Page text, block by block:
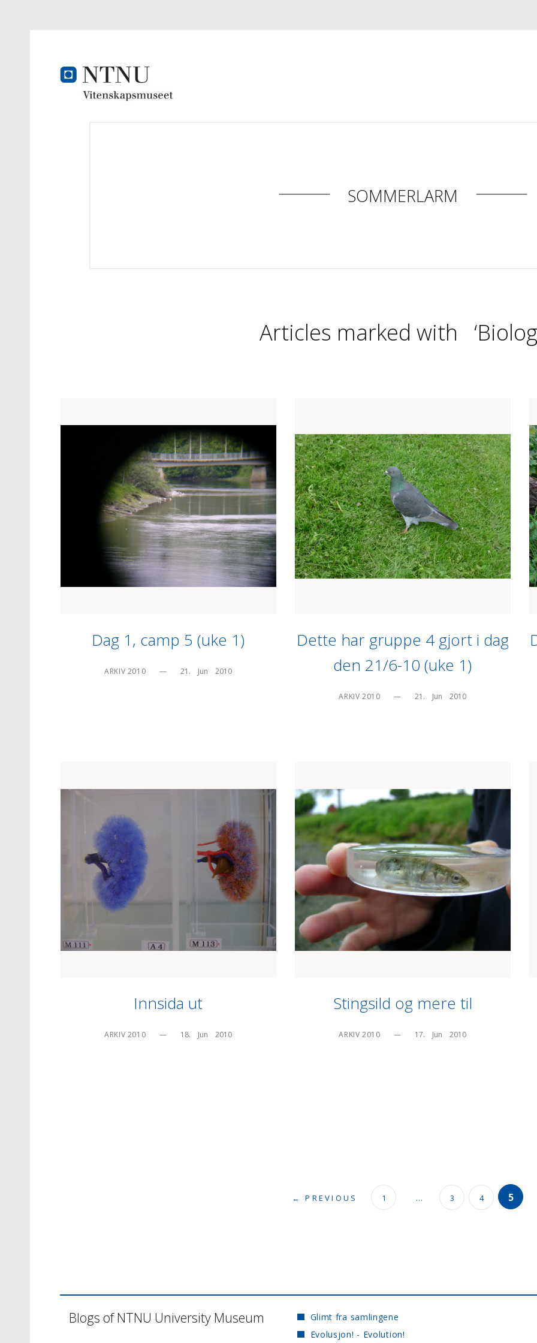
SOMMERLARM
Articles marked with
Dag 1, camp 5 (uke 1)
ARKIV 2010 — 21.    Jun    2010
Dette har gruppe 4 gjort i dag
den 21/6-10 (uke 1)
ARKIV 2010 — 21.    Jun    2010
Innsida ut
ARKIV 2010 — 18.    Jun    2010
Stingsild og mere til
ARKIV 2010 — 17.    Jun    2010
← PREVIOUS 1 … 3 4 5
Blogs of NTNU University Museum
Glimt fra samlingene
Evolusjon! - Evolution!